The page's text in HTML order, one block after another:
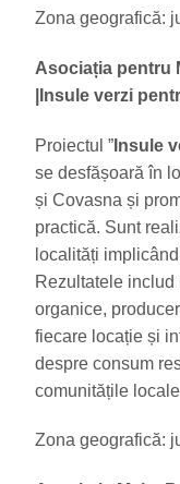
Zona geografică:
Asociația pentru
Insule verzi
Proiectul ” Insule
se desfășoară în
și Covasna și
practică. Sunt
localități
Rezultatele
organice,
fiecare locație și
despre consum
comunitățile
Zona geografică: